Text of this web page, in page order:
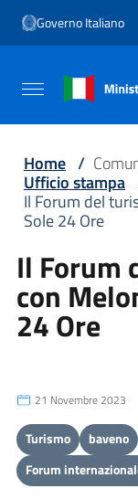
Vai al menu di
Vai al footer
Governo Italiano
Attiva / disattiva
Home /
Ufficio stampa
Il Forum del
Sole 24 Ore
Il Forum
con
24 Ore
21 Novembre 2023
Turismo baveno
Forum